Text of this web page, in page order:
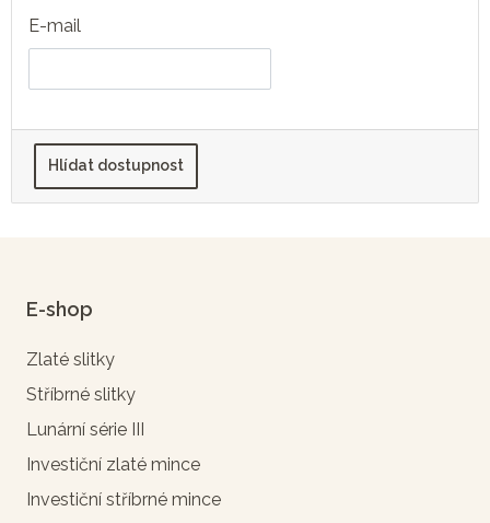
E-mail
E-shop
Zlaté slitky
Stříbrné slitky
Lunární série III
Investiční zlaté mince
Investiční stříbrné mince